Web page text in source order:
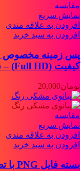
مقايسه
نمایش سریع
افزودن به علاقه مندی
افزودن به سبد خرید
پس زمینه مخصوص
کیفیت (Full HD) – سری اول
تومان20,000
مقايسه
نمایش سریع
افزودن به علاقه مندی
افزودن به سبد خرید
بسته فایل PNG با تصاویر لوازم موسیقی (پیانو)